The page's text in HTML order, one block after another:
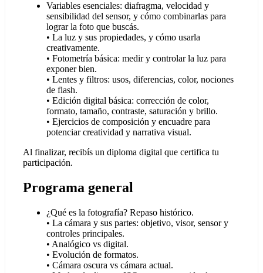
Variables esenciales: diafragma, velocidad y
sensibilidad del sensor, y cómo combinarlas para
lograr la foto que buscás.
• La luz y sus propiedades, y cómo usarla
creativamente.
• Fotometría básica: medir y controlar la luz para
exponer bien.
• Lentes y filtros: usos, diferencias, color, nociones
de flash.
• Edición digital básica: corrección de color,
formato, tamaño, contraste, saturación y brillo.
• Ejercicios de composición y encuadre para
potenciar creatividad y narrativa visual.
Al finalizar, recibís un diploma digital que certifica tu
participación.
Programa general
¿Qué es la fotografía? Repaso histórico.
• La cámara y sus partes: objetivo, visor, sensor y
controles principales.
• Analógico vs digital.
• Evolución de formatos.
• Cámara oscura vs cámara actual.